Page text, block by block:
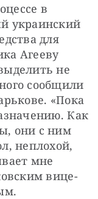
в
украинский
для
Агееву
не
сообщили
«Пока
Как
они с ним
неплохой,
мне
вице-